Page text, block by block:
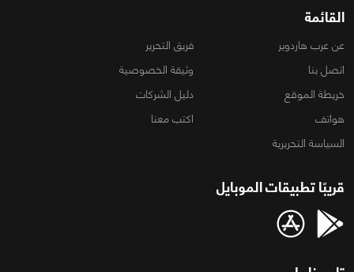
القائمة
عن عرب هاردوير
فريق التحرير
اتصل بنا
وثيقة الخصوصية
خريطة الموقع
دليل الشركات
هواتف
اكتب معنا
السياسة التحريرية
قريبًا تطبيقات الموبايل